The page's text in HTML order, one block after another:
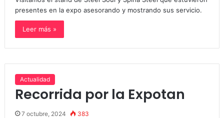
presentes en la expo asesorando y mostrando sus servicio.
Leer más »
Actualidad
Recorrida por la Expotan
7 octubre, 2024 383